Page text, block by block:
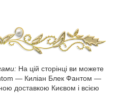
На цій сторінці ви можете
― Киліан Блек Фантом —
доставкою Києвом і всією